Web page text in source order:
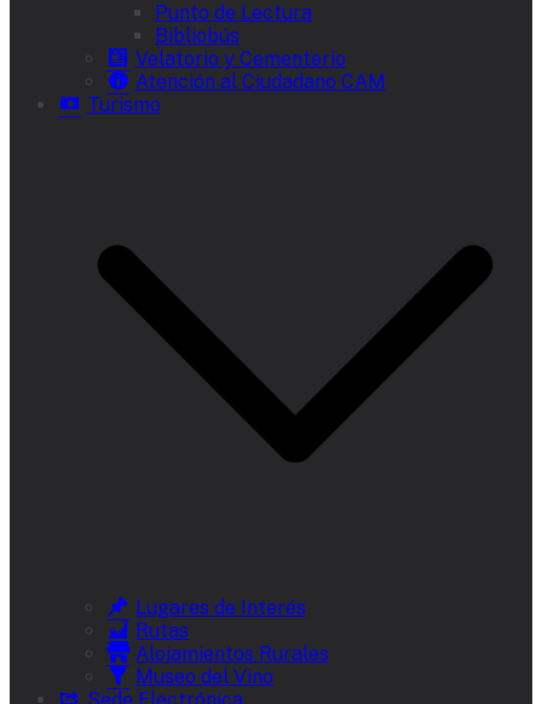
Punto de Lectura
Bibliobús
Velatorio y Cementerio
Atención al Ciudadano CAM
Turismo
Lugares de Interés
Rutas
Alojamientos Rurales
Museo del Vino